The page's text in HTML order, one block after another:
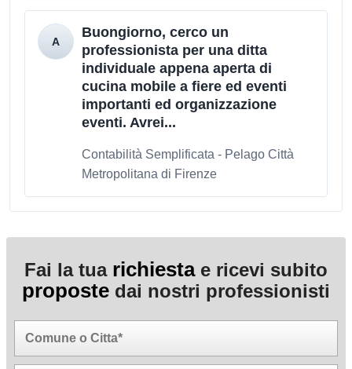
Buongiorno, cerco un
professionista per una ditta
individuale appena aperta di
cucina mobile a fiere ed eventi
importanti ed organizzazione
eventi. Avrei...
Contabilità Semplificata - Pelago Città
Metropolitana di Firenze
Fai la tua richiestae ricevi subito
proposte dai nostri professionisti